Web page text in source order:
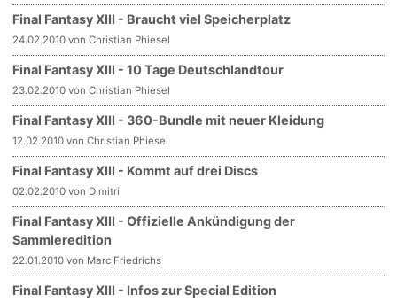
Final Fantasy XIII - Braucht viel Speicherplatz
24.02.2010 von Christian Phiesel
Final Fantasy XIII - 10 Tage Deutschlandtour
23.02.2010 von Christian Phiesel
Final Fantasy XIII - 360-Bundle mit neuer Kleidung
12.02.2010 von Christian Phiesel
Final Fantasy XIII - Kommt auf drei Discs
02.02.2010 von Dimitri
Final Fantasy XIII - Offizielle Ankündigung der
Sammleredition
22.01.2010 von Marc Friedrichs
Final Fantasy XIII - Infos zur Special Edition